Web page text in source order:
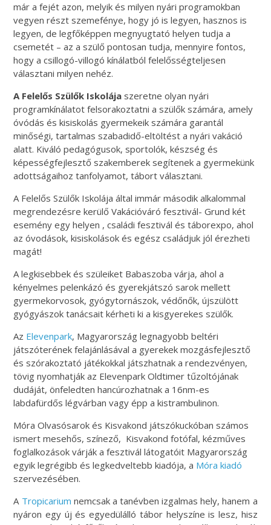
már a fejét azon, melyik és milyen nyári programokban
vegyen részt szemefénye, hogy jó is legyen, hasznos is
legyen, de legfőképpen megnyugtató helyen tudja a
csemetét – az a szülő pontosan tudja, mennyire fontos,
hogy a csillogó-villogó kínálatból felelősségteljesen
választani milyen nehéz.
A Felelős Szülők Iskolája szeretne olyan nyári
programkínálatot felsorakoztatni a szülők számára, amely
óvódás és kisiskolás gyermekeik számára garantál
minőségi, tartalmas szabadidő-eltöltést a nyári vakáció
alatt. Kiváló pedagógusok, sportolók, készség és
képességfejlesztő szakemberek segítenek a gyermekünk
adottságaihoz tanfolyamot, tábort választani.
A Felelős Szülők Iskolája által immár második alkalommal
megrendezésre kerülő Vakációváró fesztivál- Grund két
esemény egy helyen , családi fesztivál és táborexpo, ahol
az óvodások, kisiskolások és egész családjuk jól érezheti
magát!
A legkisebbek és szüleiket Babaszoba várja, ahol a
kényelmes pelenkázó és gyerekjátszó sarok mellett
gyermekorvosok, gyógytornászok, védőnők, újszülött
gyógyászok tanácsait kérheti ki a kisgyerekes szülők.
Az Elevenpark, Magyarország legnagyobb beltéri
játszóterének felajánlásával a gyerekek mozgásfejlesztő
és szórakoztató játékokkal játszhatnak a rendezvényen,
tövig nyomhatják az Elevenpark Oldtimer tűzoltójának
dudáját, önfeledten hancúrozhatnak a 16nm-es
labdafürdős légvárban vagy épp a kistrambulinon.
Móra Olvasósarok és Kisvakond játszókuckóban számos
ismert mesehős, színező, Kisvakond fotófal, kézműves
foglalkozások várják a fesztivál látogatóit Magyarország
egyik legrégibb és legkedveltebb kiadója, a Móra kiadó
szervezésében.
A Tropicarium nemcsak a tanévben izgalmas hely, hanem a
nyáron egy új és egyedülálló tábor helyszíne is lesz, hisz